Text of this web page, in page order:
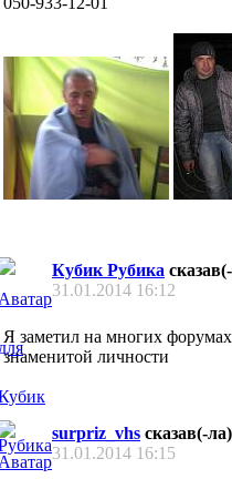
Кубик Рубика
31.01.2014 16:12
Я заметил на многих
знаменитой личности
surpriz_vhs сказав(-
31.01.2014 16:15